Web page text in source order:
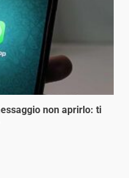
non aprirlo: ti